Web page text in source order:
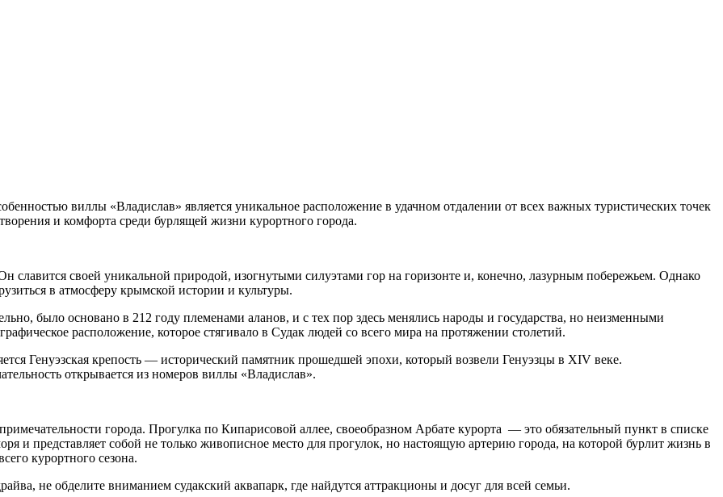
виллы «Владислав» является уникальное расположение в удачном отдалении от всех важных туристических точек
и комфорта среди бурлящей жизни курортного города.
своей уникальной природой, изогнутыми силуэтами гор на горизонте и, конечно, лазурным побережьем. Однако
в атмосферу крымской истории и культуры.
было основано в 212 году племенами аланов, и с тех пор здесь менялись народы и государства, но неизменными
расположение, которое стягивало в Судак людей со всего мира на протяжении столетий.
Генуэзская крепость — исторический памятник прошедшей эпохи, который возвели Генуэзцы в XIV веке.
открывается из номеров виллы «Владислав».
города. Прогулка по Кипарисовой аллее, своеобразном Арбате курорта — это обязательный пункт в списке
и представляет собой не только живописное место для прогулок, но настоящую артерию города, на которой бурлит жизнь в
курортного сезона.
не обделите вниманием судакский аквапарк, где найдутся аттракционы и досуг для всей семьи.